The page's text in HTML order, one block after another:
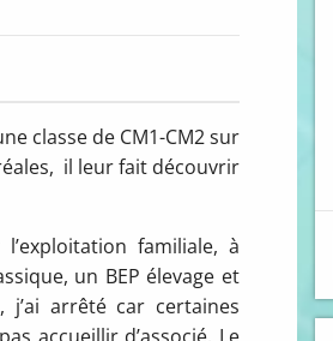
classe de CM1-CM2 sur
il leur fait découvrir
familiale, à
un BEP élevage et
j’ai arrêté car certaines